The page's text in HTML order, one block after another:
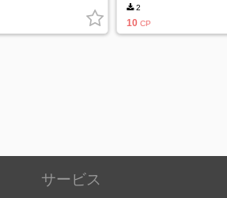
2
10 CP
サービス